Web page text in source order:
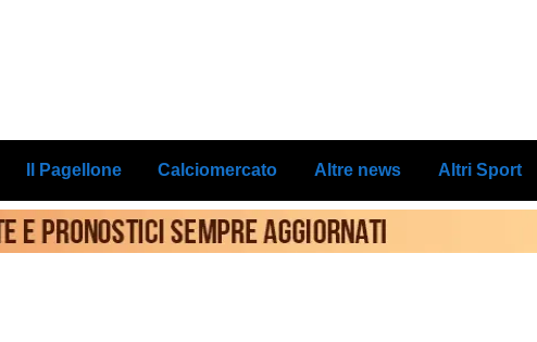
Il Pagellone Calciomercato Altre news Altri Sport